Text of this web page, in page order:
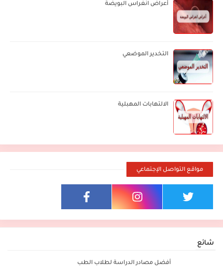
أعراض انغراس البويضة
التخدير الموضعي
الالتهابات المهبلية
مواقع التواصل الإجتماعي
شائع
أفضل مصادر الدراسة لطلاب الطب